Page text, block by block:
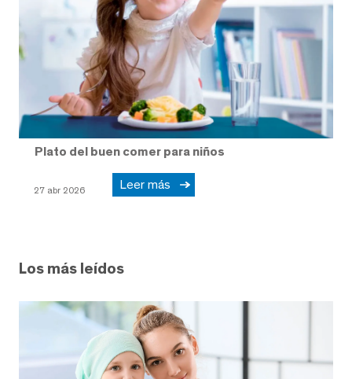
Plato del buen comer para niños
27 abr 2026 Leer más
Los más leídos